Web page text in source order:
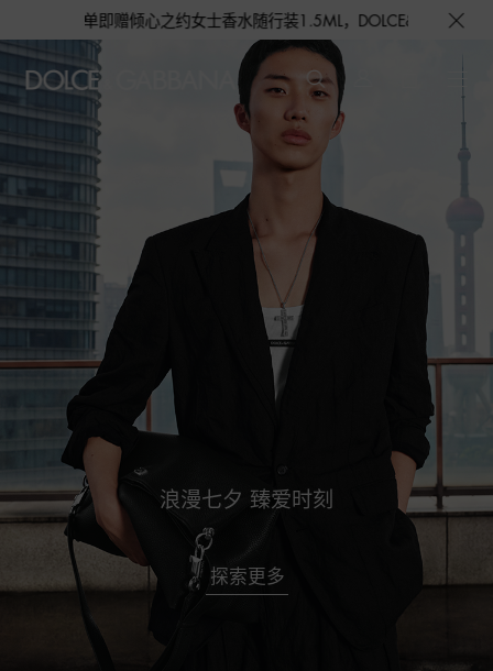
约女士香水随行装1.5ML，DOLCE&GABBANA 期待与您的相遇！
探索更多